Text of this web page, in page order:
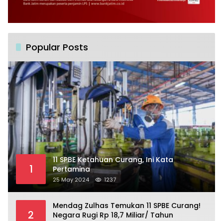
Popular Posts
1
11 SPBE Ketahuan Curang, Ini Kata
Pertamina
25 May 2024 1237
2
Mendag Zulhas Temukan 11 SPBE Curang!
Negara Rugi Rp 18,7 Miliar/ Tahun